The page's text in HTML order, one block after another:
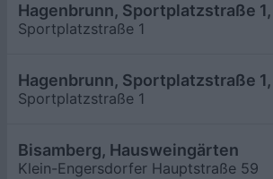
Hagenbrunn, Sportplatzstraße
Sportplatzstraße 1
Hagenbrunn, Sportplatzstraße
Sportplatzstraße 1
Bisamberg, Hausweingärten
Klein-Engersdorfer Hauptstraße 59